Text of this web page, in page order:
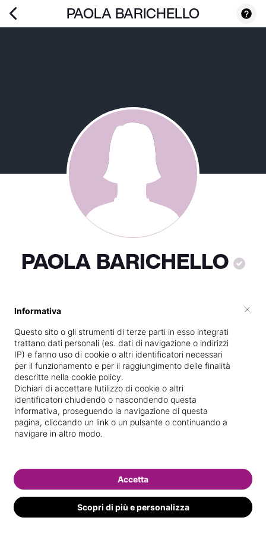
PAOLA BARICHELLO
PAOLA BARICHELLO
Specializzata inMassaggi del
benessere
Vedi le informazioni di PAOLA
Informativa
Questo sito o gli strumenti di terze parti in esso integrati
trattano dati personali (es. dati di navigazione o indirizzi
IP) e fanno uso di cookie o altri identificatori necessari
per il funzionamento e per il raggiungimento delle finalità
descritte nella cookie policy.
Dichiari di accettare l’utilizzo di cookie o altri
identificatori chiudendo o nascondendo questa
informativa, proseguendo la navigazione di questa
pagina, cliccando un link o un pulsante o continuando a
navigare in altro modo.
Scopri di più e personalizza
Accetta
×